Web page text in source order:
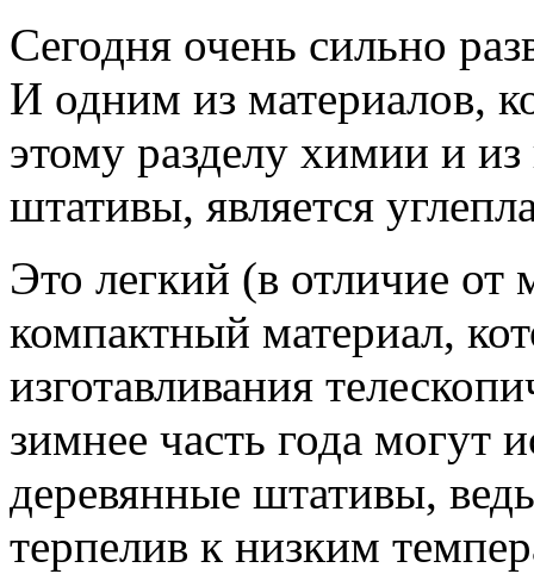
Сегодня очень сильно
И одним из материалов,
этому разделу химии и из
штативы, является
Это легкий (в отличие
компактный материал,
изготавливания
зимнее часть года могут
деревянные штативы,
терпелив к низким